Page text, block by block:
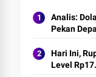
Analis:
Pekan
Hari Ini,
Level